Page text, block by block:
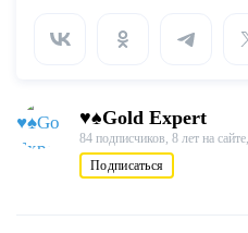
♥♠Gold Expert
84 подписчиков, 8 лет на сайте,
Подписаться